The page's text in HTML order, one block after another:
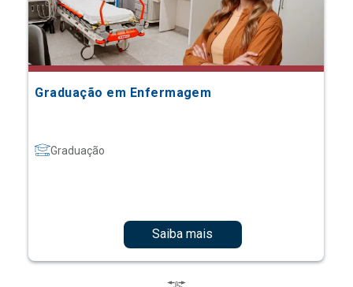
Graduação em Enfermagem
Graduação
Saiba mais